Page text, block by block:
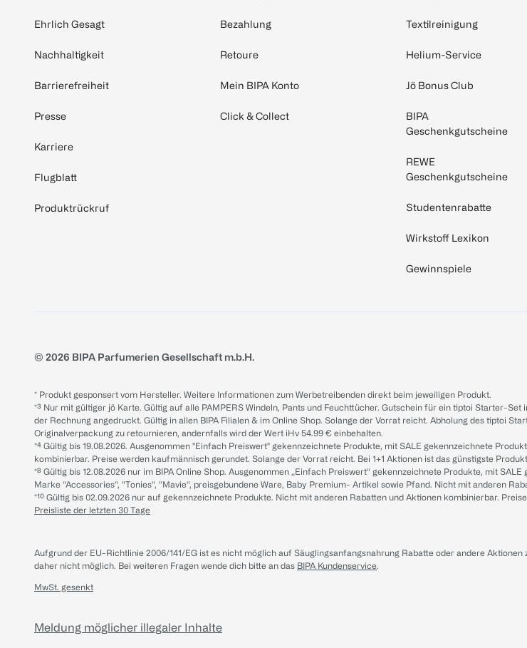
Ehrlich Gesagt
Nachhaltigkeit
Barrierefreiheit
Presse
Karriere
Flugblatt
Produktrückruf
Bezahlung
Retoure
Mein BIPA Konto
Click & Collect
Textilreinigung
Helium-Service
Jö Bonus Club
BIPA
Geschenkgutscheine
REWE
Geschenkgutscheine
Studentenrabatte
Wirkstoff Lexikon
Gewinnspiele
© 2026 BIPA Parfumerien Gesellschaft m.b.H.
* Produkt gesponsert vom Hersteller. Weitere Informationen zum Werbetreibenden direkt beim jeweiligen Produkt.
*³ Nur mit gültiger jö Karte. Gültig auf alle PAMPERS Windeln, Pants und Feuchttücher. Gutschein für ein tiptoi Starter-
der Rechnung angedruckt. Gültig in allen BIPA Filialen & im Online Shop. Solange der Vorrat reicht. Abholung des tiptoi
Originalverpackung zu retournieren, andernfalls wird der Wert iHv 54.99 € einbehalten.
*⁴ Gültig bis 19.08.2026. Ausgenommen "Einfach Preiswert" gekennzeichnete Produkte, mit SALE gekennzeichnete
kombinierbar. Preise werden kaufmännisch gerundet. Solange der Vorrat reicht. Bei 1+1 Aktionen ist das günstigste
*⁸ Gültig bis 12.08.2026 nur im BIPA Online Shop. Ausgenommen „Einfach Preiswert“ gekennzeichnete Produkte, mit
Marke “Accessories“, “Tonies“, “Mavie“, preisgebundene Ware, Baby Premium- Artikel sowie Pfand. Nicht mit anderen
*¹⁰ Gültig bis 02.09.2026 nur auf gekennzeichnete Produkte. Nicht mit anderen Rabatten und Aktionen kombinierbar.
Preisliste der letzten 30 Tage
Aufgrund der EU-Richtlinie 2006/141/EG ist es nicht möglich auf Säuglingsanfangsnahrung Rabatte oder andere
daher nicht möglich. Bei weiteren Fragen wende dich bitte an das BIPA Kundenservice.
MwSt. gesenkt
Meldung möglicher illegaler Inhalte